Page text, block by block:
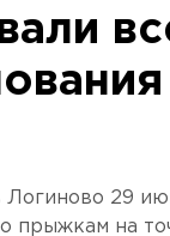
Логиново 29
прыжкам на